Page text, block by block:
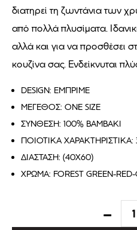
διατηρεί τη ζωντάνια των
από πολλά πλυσίματα.
αλλά και για να προσθέσει
κουζίνα σας. Ενδείκνυται
DESIGN: ΕΜΠΡΙΜΕ
ΜΕΓΕΘΟΣ: ONE SIZE
ΣΥΝΘΕΣΗ: 100% ΒΑΜΒΑΚΙ
ΠΟΙΟΤΙΚΑ ΧΑΡΑΚΤΗΡΙΣΤΙΚΑ:
ΔΙΑΣΤΑΣΗ: (40X60)
ΧΡΩΜΑ: FOREST GREEN-